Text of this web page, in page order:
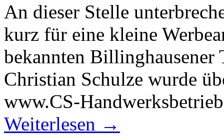
An dieser Stelle
kurz für eine kleine
bekannten
Christian Schulze wurde
www.CS-
Weiterlesen →